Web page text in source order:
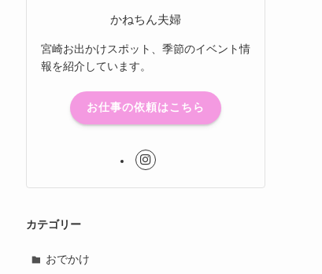
かねちん夫婦
宮崎お出かけスポット、季節のイベント情
報を紹介しています。
お仕事の依頼はこちら
カテゴリー
おでかけ